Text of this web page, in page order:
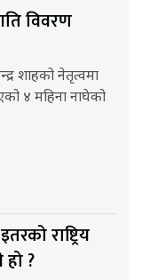
विवरण
शाहको नेतृत्वमा
४ महिना नाघेको
राष्ट्रिय
?